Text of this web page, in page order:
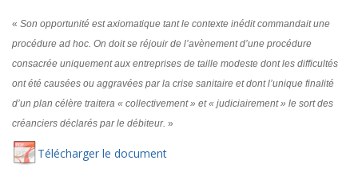
« Son opportunité est axiomatique tant le contexte inédit commandait une
procédure ad hoc. On doit se réjouir de l’avènement d’une procédure
consacrée uniquement aux entreprises de taille modeste dont les difficultés
ont été causées ou aggravées par la crise sanitaire et dont l’unique finalité
d’un plan célère traitera « collectivement » et « judiciairement » le sort des
créanciers déclarés par le débiteur. »
Télécharger le document